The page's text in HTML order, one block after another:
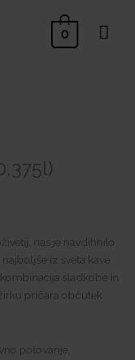
0
nas je navdihnilo
iz sveta kave
sladkobe in
pričara občutek
potovanje,